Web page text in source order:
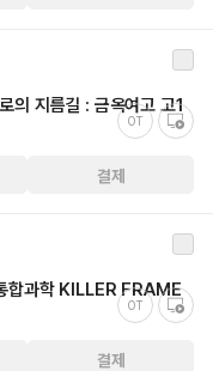
의 지름길 : 금옥여고 고1
OT
결제
합과학 KILLER FRAME
OT
결제